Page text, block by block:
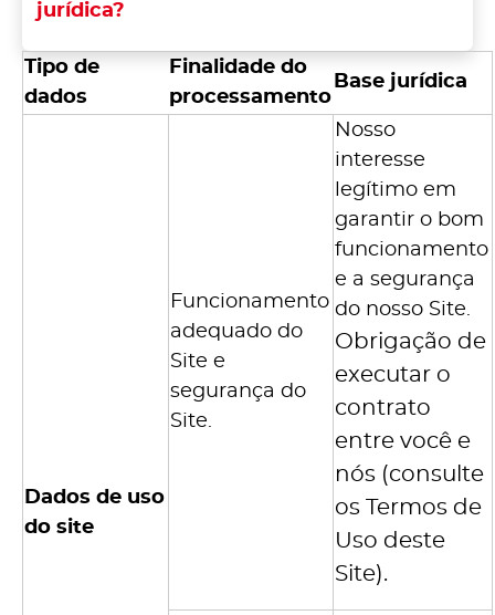
jurídica?
Tipo de
dados
Finalidade do
processamento
Base jurídica
Dados de uso
do site
Funcionamento
adequado do
Site e
segurança do
Site.
Nosso
interesse
legítimo em
garantir o bom
funcionamento
e a segurança
do nosso Site.
Obrigação de
executar o
contrato
entre você e
nós (consulte
os Termos de
Uso deste
Site).